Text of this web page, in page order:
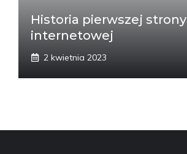
Historia pierwszej strony
internetowej
2 kwietnia 2023